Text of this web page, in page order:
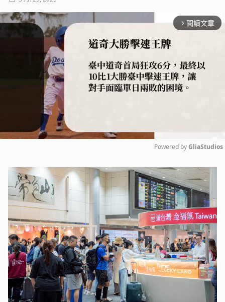
arrow_forward_ios 閱讀文章
Mute
Powered by GliaStudios